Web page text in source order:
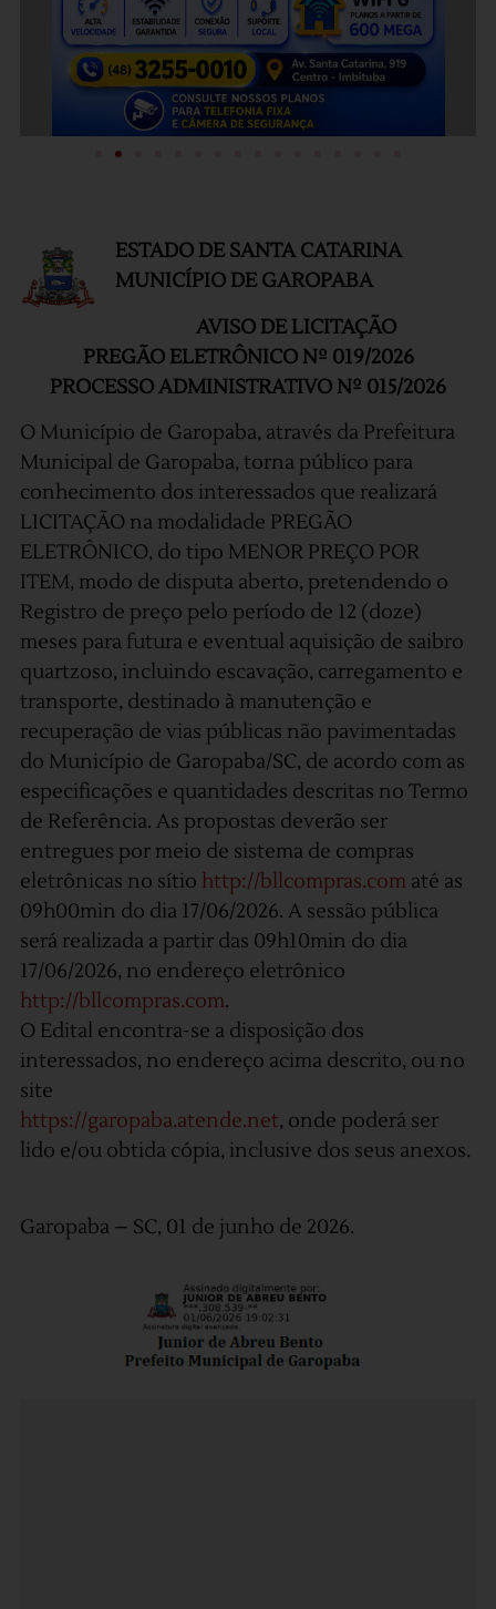
ESTADO DE SANTA CATARINA
MUNICÍPIO DE GAROPABA
AVISO DE LICITAÇÃO
PREGÃO ELETRÔNICO Nº 019/2026
PROCESSO ADMINISTRATIVO Nº 015/2026
O Município de Garopaba, através da Prefeitura
Municipal de Garopaba, torna público para
conhecimento dos interessados que realizará
LICITAÇÃO na modalidade PREGÃO
ELETRÔNICO, do tipo MENOR PREÇO POR
ITEM, modo de disputa aberto, pretendendo o
Registro de preço pelo período de 12 (doze)
meses para futura e eventual aquisição de saibro
quartzoso, incluindo escavação, carregamento e
transporte, destinado à manutenção e
recuperação de vias públicas não pavimentadas
do Município de Garopaba/SC, de acordo com as
especificações e quantidades descritas no Termo
de Referência. As propostas deverão ser
entregues por meio de sistema de compras
eletrônicas no sítio http://bllcompras.com até as
09h00min do dia 17/06/2026. A sessão pública
será realizada a partir das 09h10min do dia
17/06/2026, no endereço eletrônico
http://bllcompras.com.
O Edital encontra-se a disposição dos
interessados, no endereço acima descrito, ou no
site
https://garopaba.atende.net, onde poderá ser
lido e/ou obtida cópia, inclusive dos seus anexos.
Garopaba – SC, 01 de junho de 2026.